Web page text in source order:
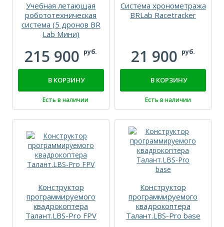
Учебная летающая
робототехническая
система (5 дронов BR
Lab Мини)
215 900 руб.
В КОРЗИНУ
Есть в наличии
Система хронометража
BRLab Racetracker
21 900 руб.
В КОРЗИНУ
Есть в наличии
Конструктор
программируемого
квадрокоптера
Талант.LBS-Pro FPV
Конструктор
программируемого
квадрокоптера
Талант.LBS-Pro base